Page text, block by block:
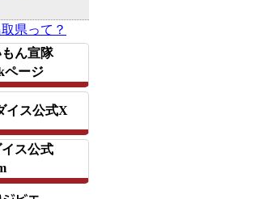
県って？
ん宣隊
ページ
イス公式X
ス公式